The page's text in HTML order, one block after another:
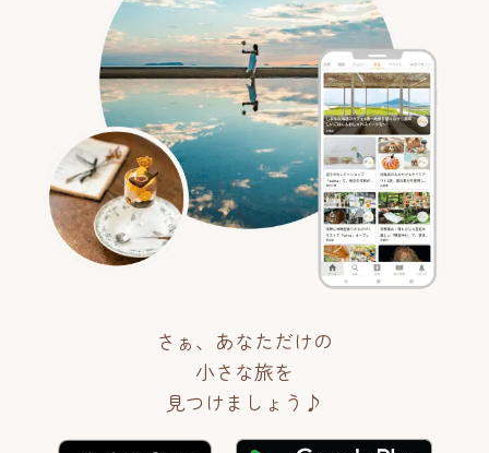
さぁ、あなただけの
小さな旅を
見つけましょう♪